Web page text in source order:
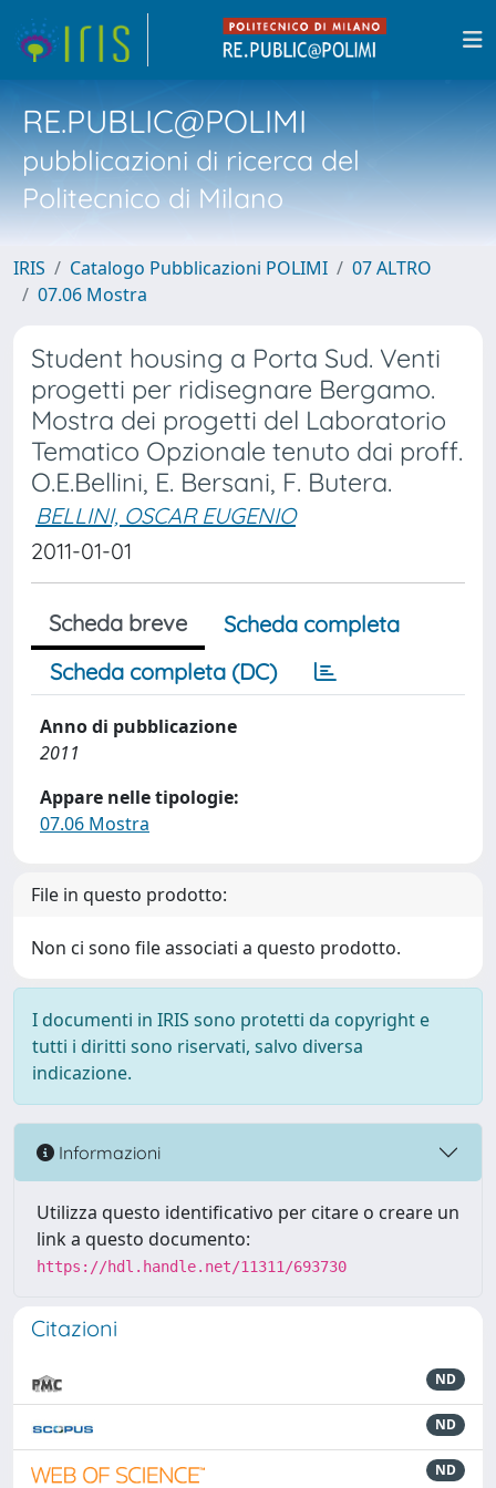
RE.PUBLIC@POLIMI
pubblicazioni di ricerca del
Politecnico di Milano
IRIS Catalogo Pubblicazioni POLIMI
07 ALTRO
07.06 Mostra
Student housing a Porta Sud. Venti
progetti per ridisegnare Bergamo.
Mostra dei progetti del Laboratorio
Tematico Opzionale tenuto dai proff.
O.E.Bellini, E. Bersani, F. Butera.
BELLINI, OSCAR EUGENIO
2011-01-01
Scheda breve
Scheda completa
Scheda completa (DC)
Anno di pubblicazione
2011
Appare nelle tipologie:
07.06 Mostra
File in questo prodotto:
Non ci sono file associati a questo prodotto.
I documenti in IRIS sono protetti da copyright e
tutti i diritti sono riservati, salvo diversa
indicazione.
Informazioni
Utilizza questo identificativo per citare o creare un
link a questo documento:
https://hdl.handle.net/11311/693730
Citazioni
ND
ND
ND